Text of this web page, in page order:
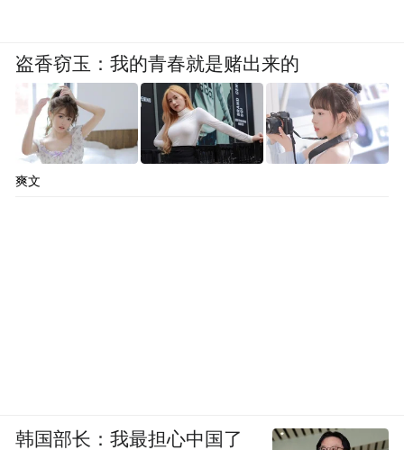
盗香窃玉：我的青春就是赌出来的
爽文
韩国部长：我最担心中国了